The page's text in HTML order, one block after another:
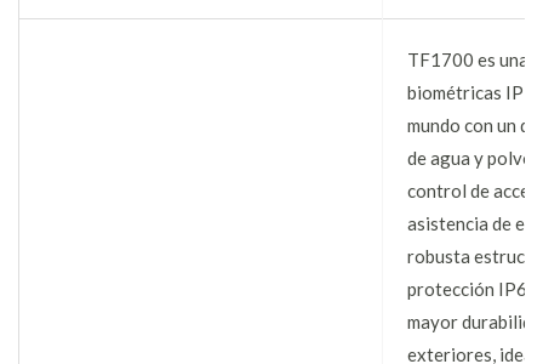
TF1700 es una
biométricas IP
mundo con un
de agua y polvo
control de
asistencia de
robusta
protección
mayor
exteriores, ideal